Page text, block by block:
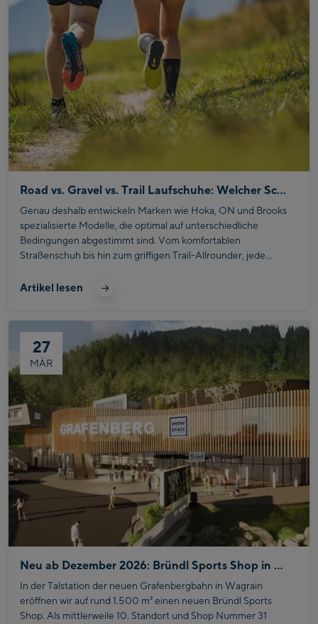
Road vs. Gravel vs. Trail Laufschuhe: Welcher Schuh passt zu deinem Laufstil?
Genau deshalb entwickeln Marken wie Hoka, ON und Brooks
spezialisierte Modelle, die optimal auf unterschiedliche
Bedingungen abgestimmt sind. Vom komfortablen
Straßenschuh bis hin zum griffigen Trail-Allrounder, jede
gezielt bei deinem Training.
Artikel lesen
27
MÄR
Neu ab Dezember 2026: Bründl Sports Shop in Wagrain
In der Talstation der neuen Grafenbergbahn in Wagrain
eröffnen wir auf rund 1.500 m² einen neuen Bründl Sports
Shop. Als mittlerweile 10. Standort und Shop Nummer 31